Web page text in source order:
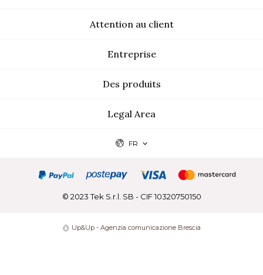
Attention au client
Legal Area
Entreprise
Des produits
FR
© 2023 Tek S.r.l. SB - CIF 10320750150
Up&Up - Agenzia comunicazione Brescia